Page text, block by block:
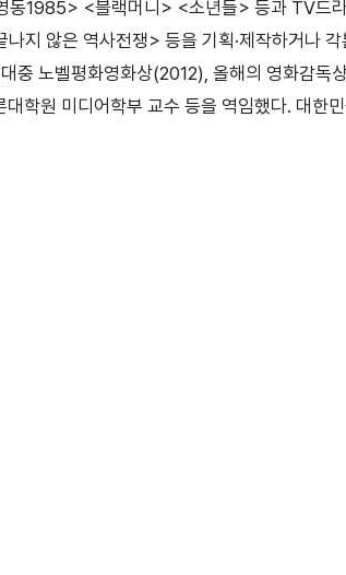
<블랙머니> <소년들> 등과 TV드라
않은 역사전쟁> 등을 기획·제작하거나
노벨평화영화상(2012), 올해의 영화감독
학원 미디어학부 교수 등을 역임했다. 대한